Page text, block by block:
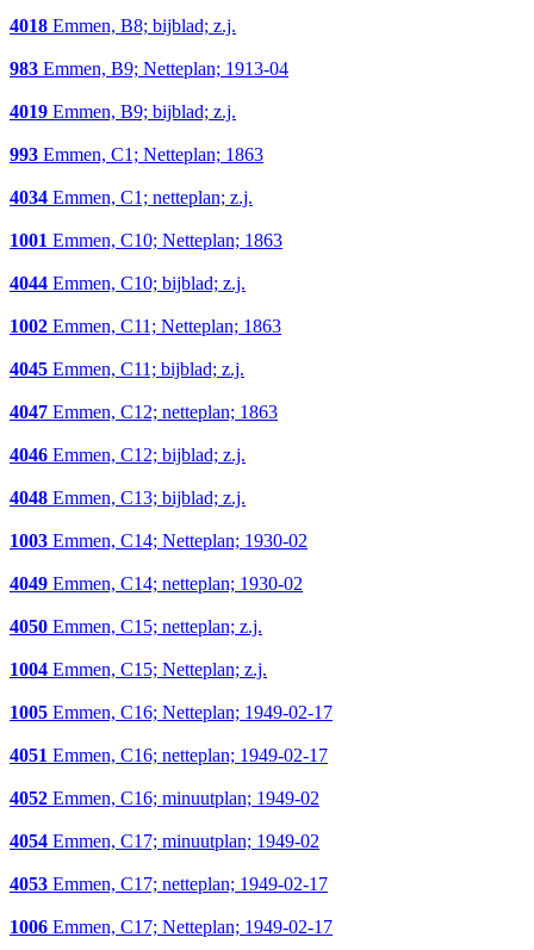
4018 Emmen, B8; bijblad; z.j.
983 Emmen, B9; Netteplan; 1913-04
4019 Emmen, B9; bijblad; z.j.
993 Emmen, C1; Netteplan; 1863
4034 Emmen, C1; netteplan; z.j.
1001 Emmen, C10; Netteplan; 1863
4044 Emmen, C10; bijblad; z.j.
1002 Emmen, C11; Netteplan; 1863
4045 Emmen, C11; bijblad; z.j.
4047 Emmen, C12; netteplan; 1863
4046 Emmen, C12; bijblad; z.j.
4048 Emmen, C13; bijblad; z.j.
1003 Emmen, C14; Netteplan; 1930-02
4049 Emmen, C14; netteplan; 1930-02
4050 Emmen, C15; netteplan; z.j.
1004 Emmen, C15; Netteplan; z.j.
1005 Emmen, C16; Netteplan; 1949-02-17
4051 Emmen, C16; netteplan; 1949-02-17
4052 Emmen, C16; minuutplan; 1949-02
4054 Emmen, C17; minuutplan; 1949-02
4053 Emmen, C17; netteplan; 1949-02-17
1006 Emmen, C17; Netteplan; 1949-02-17